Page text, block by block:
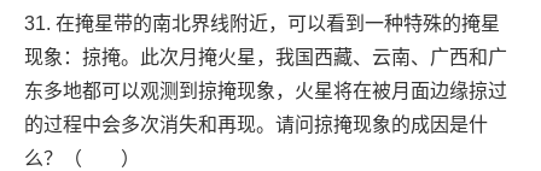
31. 在掩星带的南北界线附近，可以看到一种特殊的掩星
现象：掠掩。此次月掩火星，我国西藏、云南、广西和广
东多地都可以观测到掠掩现象，火星将在被月面边缘掠过
的过程中会多次消失和再现。请问掠掩现象的成因是什
么？（ ）